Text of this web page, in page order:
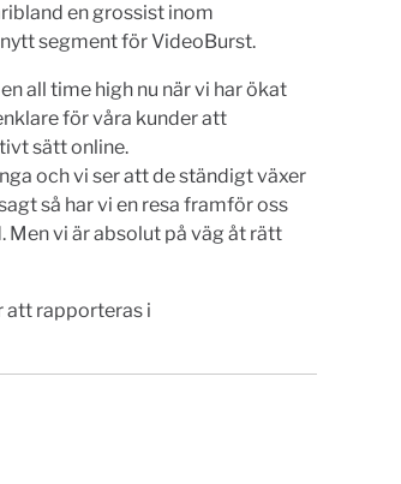
en grossist inom
segment för VideoBurst.
all time high nu när vi har ökat
för våra kunder att
sätt online.
och vi ser att de ständigt växer
så har vi en resa framför oss
Men vi är absolut på väg åt rätt
att rapporteras i